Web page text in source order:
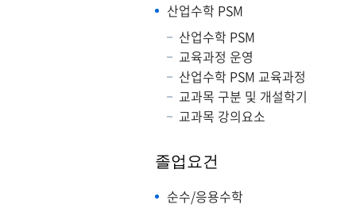
산업수학 PSM
산업수학 PSM
교육과정 운영
산업수학 PSM 교육과정
교과목 구분 및 개설학기
교과목 강의요소
졸업요건
순수/응용수학